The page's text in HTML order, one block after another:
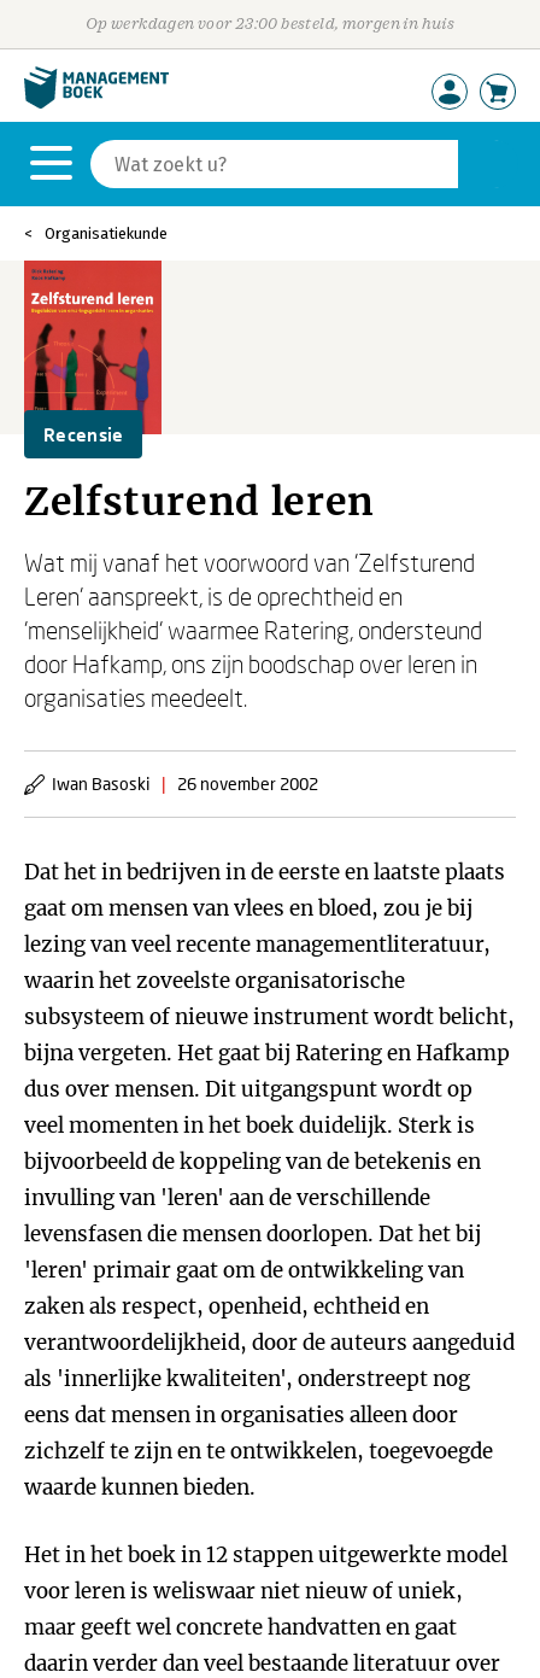
Op werkdagen voor 23:00 besteld, morgen in huis
Organisatiekunde
Recensie
Zelfsturend leren
Wat mij vanaf het voorwoord van 'Zelfsturend
Leren' aanspreekt, is de oprechtheid en
'menselijkheid' waarmee Ratering, ondersteund
door Hafkamp, ons zijn boodschap over leren in
organisaties meedeelt.
Iwan Basoski | 26 november 2002
Dat het in bedrijven in de eerste en laatste plaats
gaat om mensen van vlees en bloed, zou je bij
lezing van veel recente managementliteratuur,
waarin het zoveelste organisatorische
subsysteem of nieuwe instrument wordt belicht,
bijna vergeten. Het gaat bij Ratering en Hafkamp
dus over mensen. Dit uitgangspunt wordt op
veel momenten in het boek duidelijk. Sterk is
bijvoorbeeld de koppeling van de betekenis en
invulling van 'leren' aan de verschillende
levensfasen die mensen doorlopen. Dat het bij
'leren' primair gaat om de ontwikkeling van
zaken als respect, openheid, echtheid en
verantwoordelijkheid, door de auteurs aangeduid
als 'innerlijke kwaliteiten', onderstreept nog
eens dat mensen in organisaties alleen door
zichzelf te zijn en te ontwikkelen, toegevoegde
waarde kunnen bieden.
Het in het boek in 12 stappen uitgewerkte model
voor leren is weliswaar niet nieuw of uniek,
maar geeft wel concrete handvatten en gaat
daarin verder dan veel bestaande literatuur over